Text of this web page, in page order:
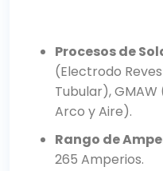
Procesos de
(Electrodo
Tubular),
Arco y Aire).
Rango de
265 Amperios.